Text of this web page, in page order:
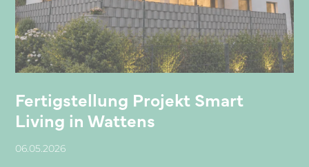
Fertigstellung Projekt Smart
Living in Wattens
06.05.2026